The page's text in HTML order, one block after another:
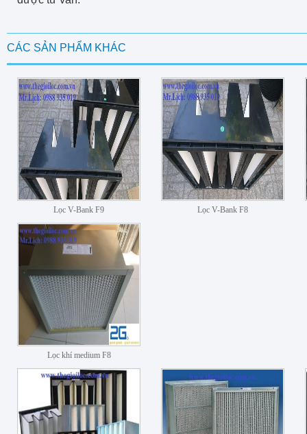
CÁC SẢN PHẨM KHÁC
Lọc V-Bank F9 Lọc V-Bank F8
Lọc khí medium F8